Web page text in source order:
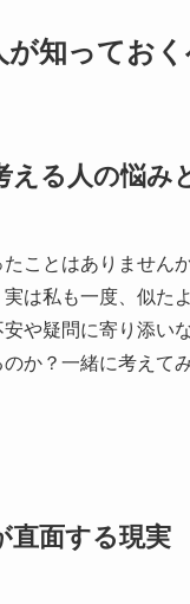
知ってお
える人の悩み
ことはありません
は私も一度、似た
や疑問に寄り添い
か？一緒に考えて
直面する現実